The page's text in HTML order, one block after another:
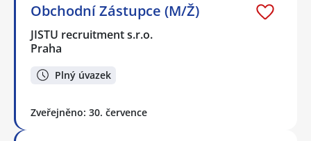
Obchodní Zástupce (M/Ž)
JISTU recruitment s.r.o.
Praha
Plný úvazek
Zveřejněno: 30. července